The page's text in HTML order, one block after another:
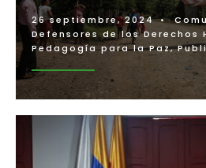
26 septiembre, 2024 •
Defensores de los Derechos
Pedagogía para la Paz,